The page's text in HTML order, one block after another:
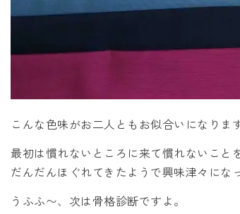
こんな色味がお二人ともお似合いになります
最初は慣れないところに来て慣れないこと
だんだんほぐれてきたようで興味津々にな
うふふ〜、次は骨格診断ですよ。